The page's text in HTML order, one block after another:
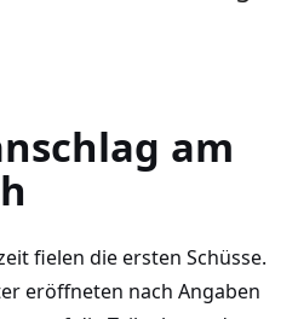
am
fielen die ersten Schüsse.
eröffneten nach Angaben